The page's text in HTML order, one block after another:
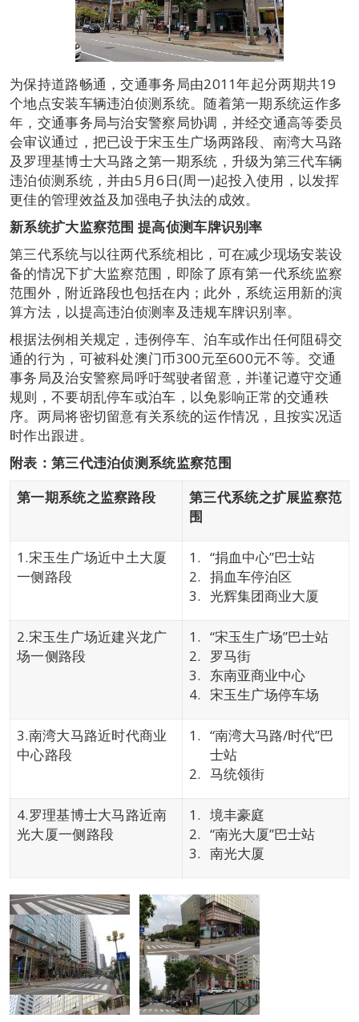
为保持道路畅通，交通事务局由2011年起分两期共19
个地点安装车辆违泊侦测系统。随着第一期系统运作多
年，交通事务局与治安警察局协调，并经交通高等委员
会审议通过，把已设于宋玉生广场两路段、南湾大马路
及罗理基博士大马路之第一期系统，升级为第三代车辆
违泊侦测系统，并由5月6日(周一)起投入使用，以发挥
更佳的管理效益及加强电子执法的成效。
新系统扩大监察范围 提高侦测车牌识别率
第三代系统与以往两代系统相比，可在减少现场安装设
备的情况下扩大监察范围，即除了原有第一代系统监察
范围外，附近路段也包括在内；此外，系统运用新的演
算方法，以提高违泊侦测率及违规车牌识别率。
根据法例相关规定，违例停车、泊车或作出任何阻碍交
通的行为，可被科处澳门币300元至600元不等。交通
事务局及治安警察局呼吁驾驶者留意，并谨记遵守交通
规则，不要胡乱停车或泊车，以免影响正常的交通秩
序。两局将密切留意有关系统的运作情况，且按实况适
时作出跟进。
附表： 第三代违泊侦测系统监察范围
第一期系统之监察路段
第三代系统之扩展监察范
围
1.宋玉生广场近中土大厦
一侧路段
“捐血中心”巴士站
捐血车停泊区
光辉集团商业大厦
2.宋玉生广场近建兴龙广
场一侧路段
“宋玉生广场”巴士站
罗马街
东南亚商业中心
宋玉生广场停车场
3.南湾大马路近时代商业
中心路段
“南湾大马路/时代”巴
士站
马统领街
4.罗理基博士大马路近南
光大厦一侧路段
境丰豪庭
“南光大厦”巴士站
南光大厦